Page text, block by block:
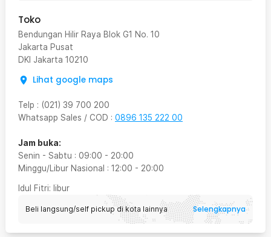
Toko
Bendungan Hilir Raya Blok G1 No. 10
Jakarta Pusat
DKI Jakarta 10210
Lihat google maps
Telp : (021) 39 700 200
Whatsapp Sales / COD : 0896 135 222 00
Jam buka:
Senin - Sabtu : 09:00 - 20:00
Minggu/Libur Nasional : 12:00 - 20:00
Idul Fitri: libur
Beli langsung/self pickup di kota lainnya Selengkapnya